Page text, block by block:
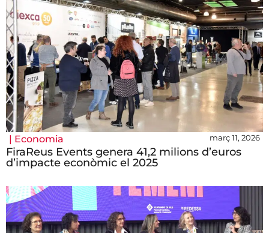
| Economia març 11, 2026
FiraReus Events genera 41,2 milions d’euros
d’impacte econòmic el 2025